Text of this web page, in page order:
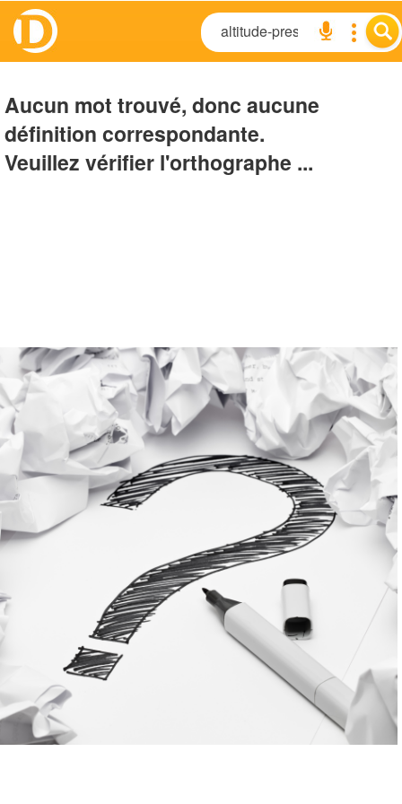
Aucun mot trouvé, donc aucune
définition correspondante.
Veuillez vérifier l'orthographe ...